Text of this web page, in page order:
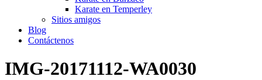
Karate en Temperley
Sitios amigos
Blog
Contáctenos
IMG-20171112-WA0030